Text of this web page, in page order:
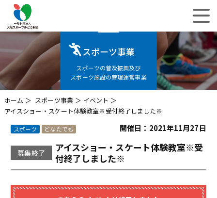
スポーツ事業
スポーツの普及振興及び
スポーツ施設の管理運営事業
ホーム スポーツ事業
イベント
アイスショー・スケート体験教室※受付終了しました※
開催日：2021年11月27日
スポーツ どなたでも
募集終了
アイスショー・スケート体験教室※受
付終了しました※